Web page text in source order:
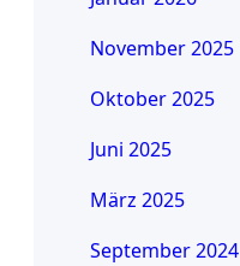
November 2025
Oktober 2025
Juni 2025
März 2025
September 2024